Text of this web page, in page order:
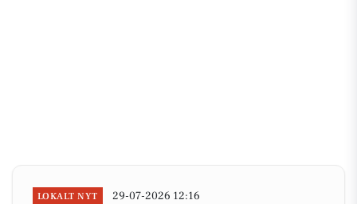
LOKALT NYT 29-07-2026 12:16